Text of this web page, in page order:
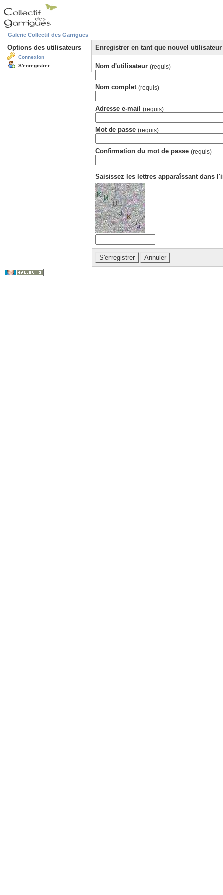
Galerie Collectif des Garrigues
Options des utilisateurs
Connexion
S'enregistrer
Enregistrer en tant que nouvel utilisateur
Nom d'utilisateur (requis)
Nom complet (requis)
Adresse e-mail (requis)
Mot de passe (requis)
Confirmation du mot de passe (requis)
Saisissez les lettres apparaîssant dans